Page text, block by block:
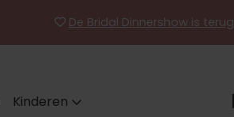
De Bridal Dinnershow is
Kinderen